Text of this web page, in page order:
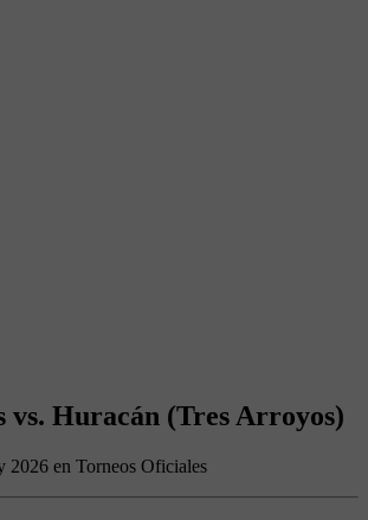
vs. Huracán (Tres Arroyos)
2026 en Torneos Oficiales